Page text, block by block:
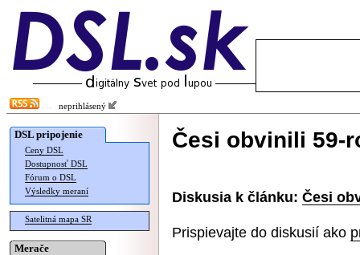
neprihlásený
DSL pripojenie
Ceny DSL
Dostupnosť DSL
Fórum o DSL
Výsledky meraní
Satelitná mapa SR
Merače
Česi obvinili 59-
Diskusia k článku: Česi
Prispievajte do diskusií ako